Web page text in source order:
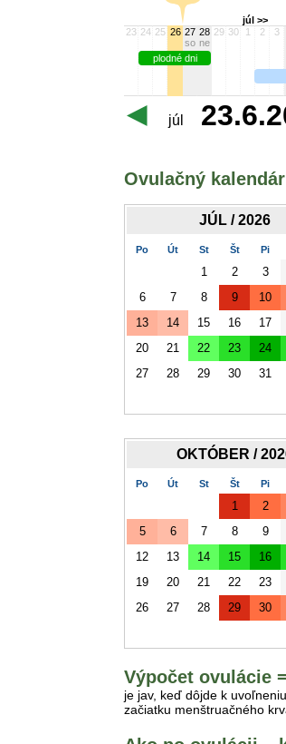
júl >>
23 24 25 26 27
so
28
ne
29 30 1 2 3
plodné dni
júl
Ovulačný
JÚL / 2026
Po Út St Št Pi
1 2 3
6
7 8 9 10
13
14 15 16 17
20
21 22 23 24
27
28 29 30 31
OKTÓBER /
Po Út St Št Pi
1 2
5
6 7 8 9
12
13 14 15 16
19
20 21 22 23
26
27 28 29 30
Výpočet ovulácie
je jav, keď dôjde k
začiatku menštruačného